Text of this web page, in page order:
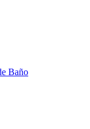
Baño